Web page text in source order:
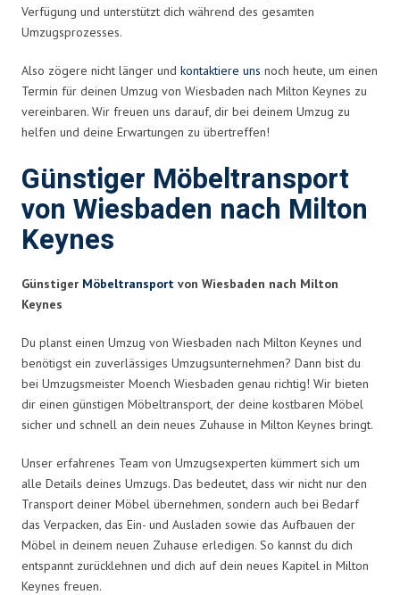
Verfügung und unterstützt dich während des gesamten
Umzugsprozesses.
Also zögere nicht länger und kontaktiere uns noch heute, um einen
Termin für deinen Umzug von Wiesbaden nach Milton Keynes zu
vereinbaren. Wir freuen uns darauf, dir bei deinem Umzug zu
helfen und deine Erwartungen zu übertreffen!
Günstiger Möbeltransport
von Wiesbaden nach Milton
Keynes
Günstiger Möbeltransport von Wiesbaden nach Milton
Keynes
Du planst einen Umzug von Wiesbaden nach Milton Keynes und
benötigst ein zuverlässiges Umzugsunternehmen? Dann bist du
bei Umzugsmeister Moench Wiesbaden genau richtig! Wir bieten
dir einen günstigen Möbeltransport, der deine kostbaren Möbel
sicher und schnell an dein neues Zuhause in Milton Keynes bringt.
Unser erfahrenes Team von Umzugsexperten kümmert sich um
alle Details deines Umzugs. Das bedeutet, dass wir nicht nur den
Transport deiner Möbel übernehmen, sondern auch bei Bedarf
das Verpacken, das Ein- und Ausladen sowie das Aufbauen der
Möbel in deinem neuen Zuhause erledigen. So kannst du dich
entspannt zurücklehnen und dich auf dein neues Kapitel in Milton
Keynes freuen.